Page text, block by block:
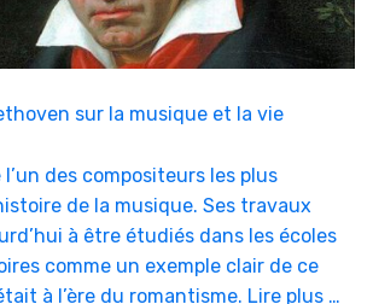
sur la musique et la vie
des compositeurs les plus
de la musique. Ses travaux
à être étudiés dans les écoles
comme un exemple clair de ce
à l’ère du romantisme. Lire plus …